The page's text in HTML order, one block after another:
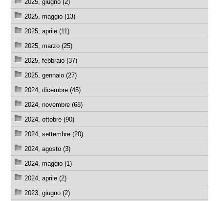
2025, giugno (2)
2025, maggio (13)
2025, aprile (11)
2025, marzo (25)
2025, febbraio (37)
2025, gennaio (27)
2024, dicembre (45)
2024, novembre (68)
2024, ottobre (90)
2024, settembre (20)
2024, agosto (3)
2024, maggio (1)
2024, aprile (2)
2023, giugno (2)